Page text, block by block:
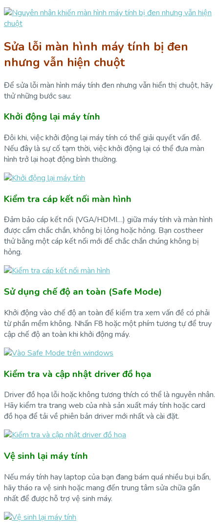
Sửa lỗi màn hình máy tính bị đen
nhưng vẫn hiện chuột
Để sửa lỗi màn hình máy tính đen nhưng vẫn hiển thị chuột, hãy
thử những bước sau:
Khởi động lại máy tính
Đôi khi, việc khởi động lại máy tính có thể giải quyết vấn đề.
Nếu đây là sự cố tạm thời, việc khởi động lại có thể đưa màn
hình trở lại hoạt động bình thường.
Kiểm tra cáp kết nối màn hình
Đảm bảo cáp kết nối (VGA/HDMI…) giữa máy tính và màn hình
được cắm chắc chắn, không bị lỏng hoặc hỏng. Bạn costheer
thử bằng một cáp kết nối mới để chắc chắn chúng không bị
hỏng.
Sử dụng chế độ an toàn (Safe Mode)
Khởi động vào chế độ an toàn để kiểm tra xem vấn đề có phải
từ phần mềm không. Nhấn F8 hoặc một phím tương tự để truy
cập chế độ an toàn khi khởi động máy.
Kiểm tra và cập nhật driver đồ họa
Driver đồ họa lỗi hoặc không tương thích có thể là nguyên nhân.
Hãy kiểm tra trang web của nhà sản xuất máy tính hoặc card
đồ họa để tải về phiên bản driver mới nhất và cài đặt.
Vệ sinh lại máy tính
Nếu máy tính hay laptop của bạn đang bám quá nhiều bụi bẩn,
hãy tháo ra vệ sinh hoặc mang đến trung tâm sửa chữa gần
nhất để được hỗ trợ vệ sinh máy.